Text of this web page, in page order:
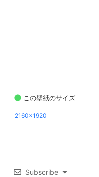
この壁紙のサイズ
2160x1920
Subscribe